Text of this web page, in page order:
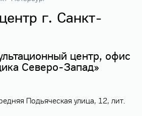
г. Санкт-
центр, офис
Северо-Запад»
Подьяческая улица, 12, лит.